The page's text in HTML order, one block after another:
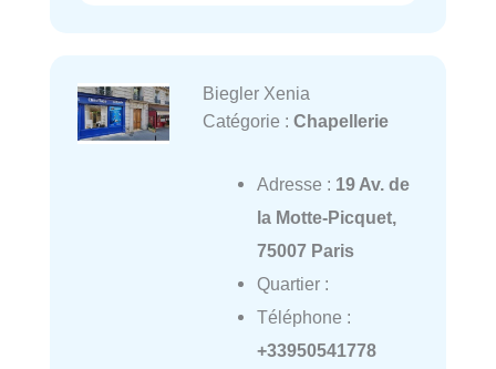
Biegler Xenia
Catégorie : Chapellerie
Adresse : 19 Av. de
la Motte-Picquet,
75007 Paris
Quartier :
Téléphone :
+33950541778